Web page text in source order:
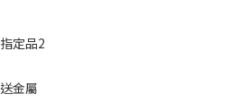
定品2
金屬